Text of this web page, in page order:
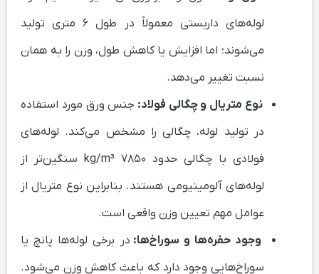
لوله‌های داربستی معمولاً در طول ۶ متری تولید
می‌شوند؛ اما افزایش یا کاهش طول، وزن را به همان
نسبت تغییر می‌دهد.
نوع متریال و چگالی فولاد: جنس ورق مورد استفاده
در تولید لوله، چگالی را مشخص می‌کند. لوله‌های
فولادی با چگالی حدود ۷۸۵۰ kg/m³ سنگین‌تر از
لوله‌های آلومینیومی هستند. بنابراین نوع متریال از
عوامل مهم تعیین وزن واقعی است.
وجود حفره‌ها و سوراخ‌ها: در برخی لوله‌ها پانچ یا
سوراخ‌هایی وجود دارد که باعث کاهش وزن می‌شود.